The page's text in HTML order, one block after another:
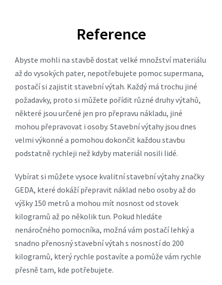
Reference
Abyste mohli na stavbě dostat velké množství materiálu
až do vysokých pater, nepotřebujete pomoc supermana,
postačí si zajistit stavební výtah. Každý má trochu jiné
požadavky, proto si můžete pořídit různé druhy výtahů,
některé jsou určené jen pro přepravu nákladu, jiné
mohou přepravovat i osoby. Stavební výtahy jsou dnes
velmi výkonné a pomohou dokončit každou stavbu
podstatně rychleji než kdyby materiál nosili lidé.
Vybírat si můžete vysoce kvalitní stavební výtahy značky
GEDA, které dokáží přepravit náklad nebo osoby až do
výšky 150 metrů a mohou mít nosnost od stovek
kilogramů až po několik tun. Pokud hledáte
nenáročného pomocníka, možná vám postačí lehký a
snadno přenosný stavební výtah s nosností do 200
kilogramů, který rychle postavíte a pomůže vám rychle
přesně tam, kde potřebujete.